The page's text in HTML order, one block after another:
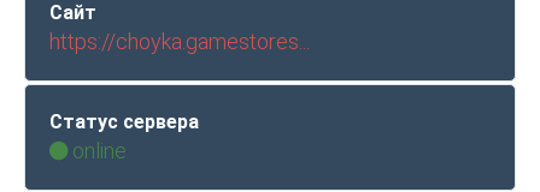
Сайт
https://choyka.gamestores...
Статус сервера
online